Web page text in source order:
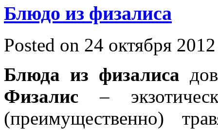
Блюдо из физалиса
Posted on 24 октября
Блюда из физалиса
Физалис –
(преимущественно)